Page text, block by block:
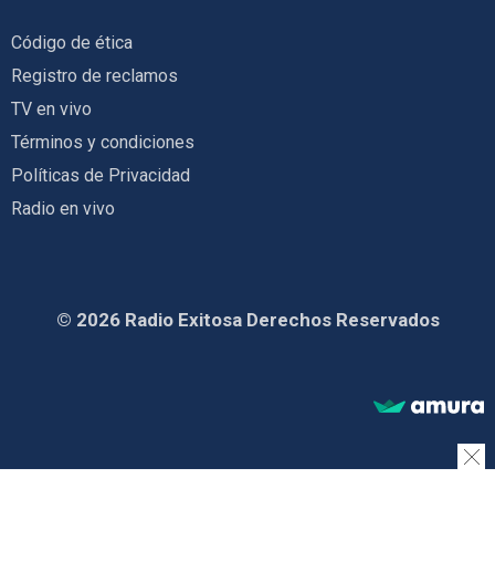
Código de ética
Registro de reclamos
TV en vivo
Términos y condiciones
Políticas de Privacidad
Radio en vivo
© 2026 Radio Exitosa Derechos Reservados